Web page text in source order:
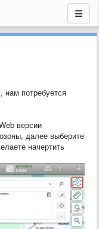
нам потребуется
версии
далее выберите
начертить